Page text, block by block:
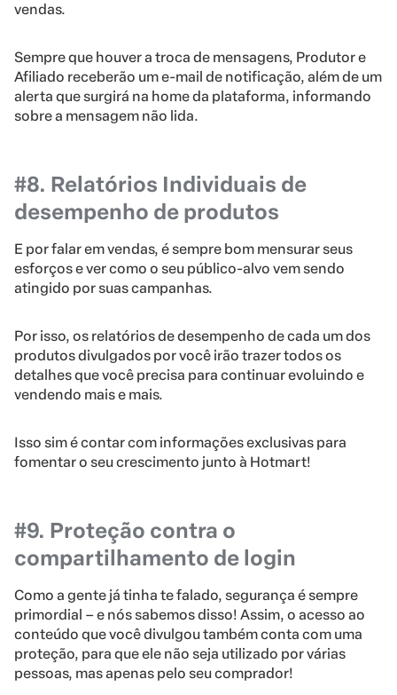
vendas.
Sempre que houver a troca de mensagens, Produtor e
Afiliado receberão um e-mail de notificação, além de um
alerta que surgirá na home da plataforma, informando
sobre a mensagem não lida.
#8. Relatórios Individuais de
desempenho de produtos
E por falar em vendas, é sempre bom mensurar seus
esforços e ver como o seu público-alvo vem sendo
atingido por suas campanhas.
Por isso, os relatórios de desempenho de cada um dos
produtos divulgados por você irão trazer todos os
detalhes que você precisa para continuar evoluindo e
vendendo mais e mais.
Isso sim é contar com informações exclusivas para
fomentar o seu crescimento junto à Hotmart!
#9. Proteção contra o
compartilhamento de login
Como a gente já tinha te falado, segurança é sempre
primordial – e nós sabemos disso! Assim, o acesso ao
conteúdo que você divulgou também conta com uma
proteção, para que ele não seja utilizado por várias
pessoas, mas apenas pelo seu comprador!